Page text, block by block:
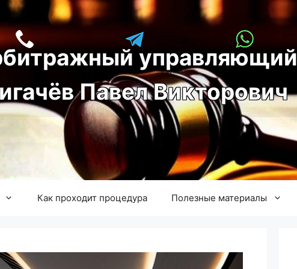
управляющий
игачёв Павел Викторович
Как проходит процедура Полезные материалы